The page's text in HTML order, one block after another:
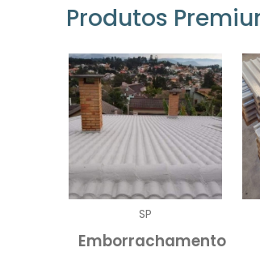
aproveitamento do
que atende à
economizam em
responsabilidade social e
BENEFÍCIOS
Ao escolher realizar
benefícios
modernização do
eficiência térmica se
mantêm a temperatura
Produtos
SP
Emborrachamento